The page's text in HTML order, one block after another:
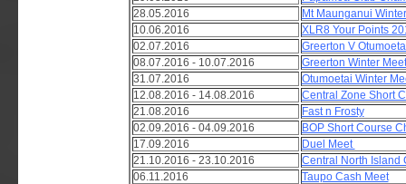
28.05.2016
Mt Maunganui
10.06.2016
XLR8 Your Points
02.07.2016
Greerton V
08.07.2016 - 10.07.2016
Greerton Winter Meet
31.07.2016
Otumoetai Winter
12.08.2016 - 14.08.2016
Central Zone Short
21.08.2016
Fast n Frosty
02.09.2016 - 04.09.2016
BOP Short Course
17.09.2016
Duel Meet
21.10.2016 - 23.10.2016
Central North Island
06.11.2016
Taupo Cash Meet